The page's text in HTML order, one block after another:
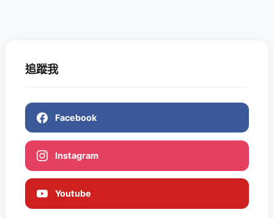
追蹤我
Facebook
Instagram
Youtube